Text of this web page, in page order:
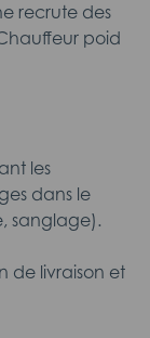
recrute des
poid
les
dans le
sanglage).
de livraison et